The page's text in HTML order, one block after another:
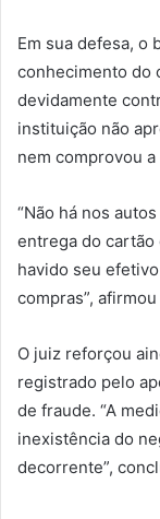
Em sua defesa, o
conhecimento do
devidamente
instituição não
nem comprovou
“Não há nos
entrega do cartão
havido seu
compras”,
O juiz reforçou
registrado pelo
de fraude. “A
inexistência do
decorrente”,